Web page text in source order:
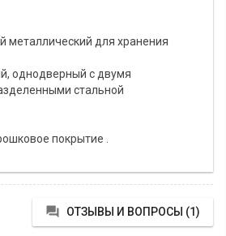
металлический для хранения
однодверный с двумя
стальной
покрытие .
 ОТЗЫВЫ И ВОПРОСЫ (1)